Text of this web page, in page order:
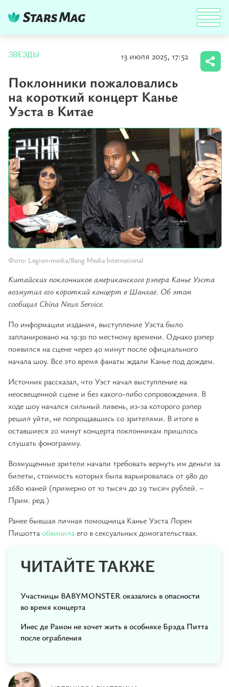
ЗВЕЗДЫ 13 июля 2025, 17:52
Поклонники пожаловались
на короткий концерт Канье
Уэста в Китае
Фото: Legion-media/Bang Media International
Китайских поклонников американского рэпера Канье Уэста
возмутил его короткий концерт в Шанхае. Об этом
сообщил China News Service.
По информации издания, выступление Уэста было
запланировано на 19:30 по местному времени. Однако рэпер
появился на сцене через 40 минут после официального
начала шоу. Все это время фанаты ждали Канье под дождем.
Источник рассказал, что Уэст начал выступление на
неосвещенной сцене и без какого-либо сопровождения. В
ходе шоу начался сильный ливень, из-за которого рэпер
решил уйти, не попрощавшись со зрителями. В итоге в
оставшиеся 20 минут концерта поклонникам пришлось
слушать фонограмму.
Возмущенные зрители начали требовать вернуть им деньги за
билеты, стоимость которых была варьировалась от 980 до
2680 юаней (примерно от 10 тысяч до 29 тысяч рублей. –
Прим. ред.)
Ранее бывшая личная помощница Канье Уэста Лорен
Пишоттаобвинилаего в сексуальных домогательствах.
ЧИТАЙТЕ ТАКЖЕ
Участницы BABYMONSTER оказались в опасности
во время концерта
Инес де Рамон не хочет жить в особняке Брэда Питта
после ограбления